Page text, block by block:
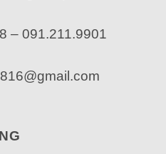
– 091.211.9901